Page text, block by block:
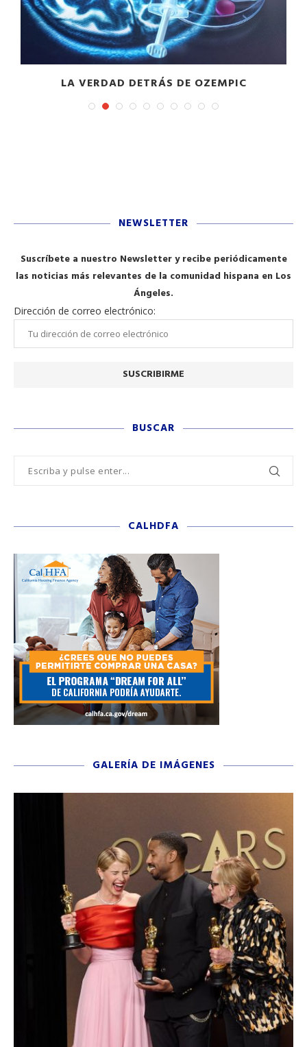
LA VERDAD DETRÁS DE OZEMPIC
NEWSLETTER
Suscríbete a nuestro Newsletter y recibe periódicamente
las noticias más relevantes de la comunidad hispana en Los
Ángeles.
Dirección de correo electrónico:
BUSCAR
CALHDFA
GALERÍA DE IMÁGENES